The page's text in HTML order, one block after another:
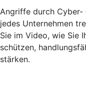
Angriffe durch
jedes Unternehmen
Sie im Video, wie Sie
schützen,
stärken.